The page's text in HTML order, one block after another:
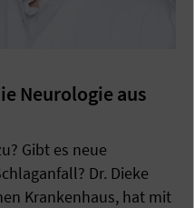
Neurologie aus
Gibt es neue
Dr. Dieke
Krankenhaus, hat mit